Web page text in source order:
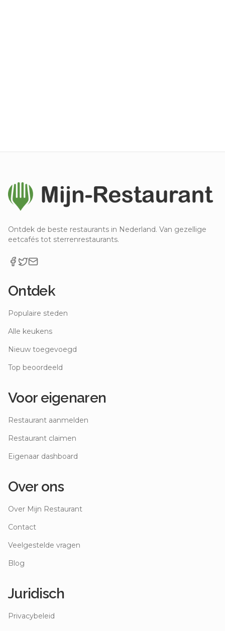
Ontdek de beste restaurants in Nederland. Van gezellige
eetcafés tot sterrenrestaurants.
Ontdek
Populaire steden
Alle keukens
Nieuw toegevoegd
Top beoordeeld
Voor eigenaren
Restaurant aanmelden
Restaurant claimen
Eigenaar dashboard
Over ons
Over Mijn Restaurant
Contact
Veelgestelde vragen
Blog
Juridisch
Privacybeleid